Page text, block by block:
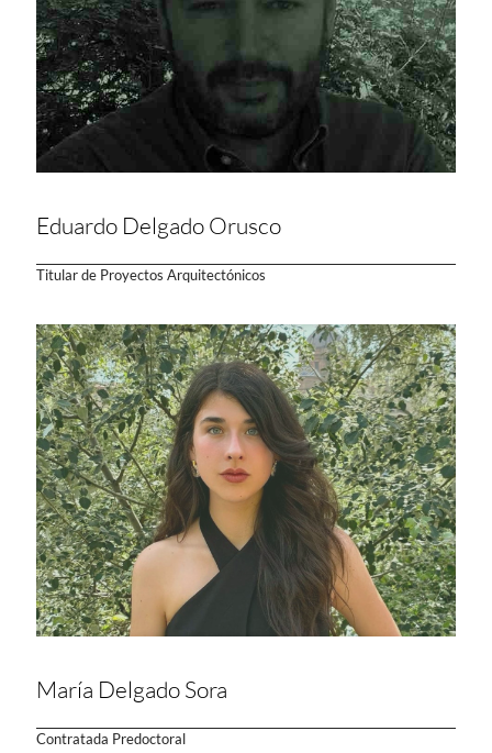
Eduardo Delgado Orusco
Titular de Proyectos Arquitectónicos
María Delgado Sora
Contratada Predoctoral